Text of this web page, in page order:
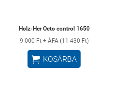
Holz-Her Octo control 1650
9 000 Ft + ÁFA (11 430 Ft)
 KOSÁRBA